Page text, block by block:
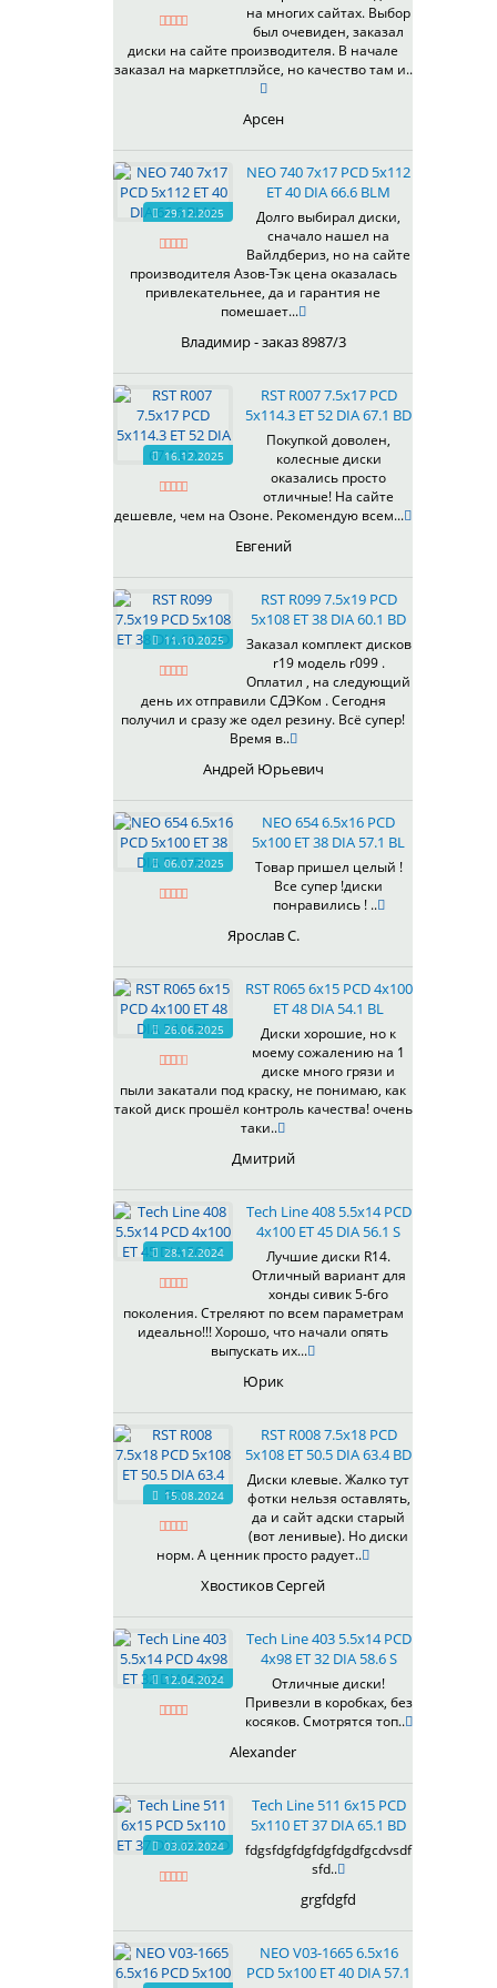
337
401
408
410
411
414
417
423
426
428
429
430
433
438
503
505
508
511
528
529
530
531
535
536
537
538
539
540
541
545
546
547
548
573
574
575
602
604
607
614
622
624
625
626
628
629
633
634
635
641
67,1
70,1
72,6
73,1
74,1
75.1
78.1
98
98,1
MG
MGM
OrD
SL
W
WB
WD
на многих сайтах. Выбор
был очевиден, заказал
диски на сайте производителя. В начале
заказал на маркетплэйсе, но качество там и..
Арсен
29.12.2025
NEO 740 7x17 PCD 5x112
ET 40 DIA 66.6 BLM
Долго выбирал диски,
сначало нашел на
Вайлдбериз, но на сайте
производителя Азов-Тэк цена оказалась
привлекательнее, да и гарантия не
помешает...
Владимир - заказ 8987/3
16.12.2025
RST R007 7.5x17 PCD
5x114.3 ET 52 DIA 67.1 BD
Покупкой доволен,
колесные диски
оказались просто
отличные! На сайте
дешевле, чем на Озоне. Рекомендую всем...
Евгений
11.10.2025
RST R099 7.5x19 PCD
5x108 ET 38 DIA 60.1 BD
Заказал комплект дисков
r19 модель r099 .
Оплатил , на следующий
день их отправили СДЭКом . Сегодня
получил и сразу же одел резину. Всё супер!
Время в..
Андрей Юрьевич
06.07.2025
NEO 654 6.5x16 PCD
5x100 ET 38 DIA 57.1 BL
Товар пришел целый !
Все супер !диски
понравились ! ..
Ярослав С.
26.06.2025
RST R065 6x15 PCD 4x100
ET 48 DIA 54.1 BL
Диски хорошие, но к
моему сожалению на 1
диске много грязи и
пыли закатали под краску, не понимаю, как
такой диск прошёл контроль качества! очень
таки..
Дмитрий
28.12.2024
Tech Line 408 5.5x14 PCD
4x100 ET 45 DIA 56.1 S
Лучшие диски R14.
Отличный вариант для
хонды сивик 5-6го
поколения. Стреляют по всем параметрам
идеально!!! Хорошо, что начали опять
выпускать их...
Юрик
15.08.2024
RST R008 7.5x18 PCD
5x108 ET 50.5 DIA 63.4 BD
Диски клевые. Жалко тут
фотки нельзя оставлять,
да и сайт адски старый
(вот ленивые). Но диски
норм. А ценник просто радует..
Хвостиков Сергей
12.04.2024
Tech Line 403 5.5x14 PCD
4x98 ET 32 DIA 58.6 S
Отличные диски!
Привезли в коробках, без
косяков. Смотрятся топ..
Alexander
03.02.2024
Tech Line 511 6x15 PCD
5x110 ET 37 DIA 65.1 BD
fdgsfdgfdgfdgfdgdfgcdvsdf
sfd..
grgfdgfd
NEO V03-1665 6.5x16
PCD 5x100 ET 40 DIA 57.1